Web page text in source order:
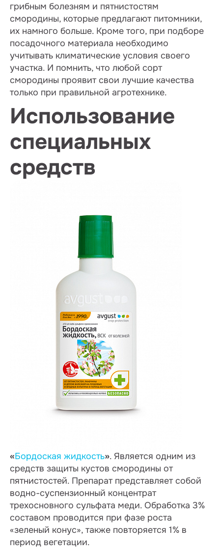
грибным болезням и пятнистостям
смородины, которые предлагают питомники,
их намного больше. Кроме того, при подборе
посадочного материала необходимо
учитывать климатические условия своего
участка. И помнить, что любой сорт
смородины проявит свои лучшие качества
только при правильной агротехнике.
Использование
специальных
средств
«Бордоская жидкость». Является одним из
средств защиты кустов смородины от
пятнистостей. Препарат представляет собой
водно-суспензионный концентрат
трехосновного сульфата меди. Обработка 3%
составом проводится при фазе роста
«зеленый конус», также повторяется 1% в
период вегетации.